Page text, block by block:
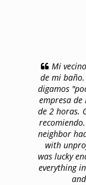
Mi
de mi
digamos
empresa de
de 2 horas.
neighbor
with
was lucky
everything